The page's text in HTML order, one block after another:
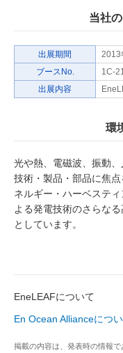
当社
出展期間
2013
ブースNo.
1C-
出展内容
環
光や熱、電磁波、振動
技術・製品・部品に焦
ネルギー・ハーベステ
よる発電技術のさらな
としています。
EneLEAFについて
En Ocean Allianceにつ
掲載の内容は、発表時の情報で